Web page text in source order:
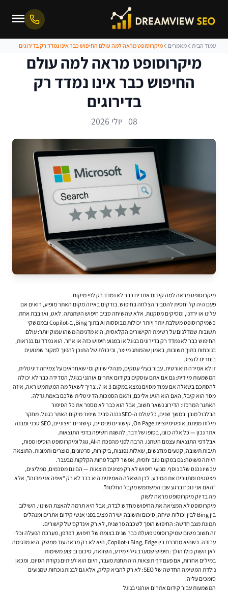
עמוד הבית מאמרים מיקרוסופט מראה למה עולם החיפוש כבר אינו נמדד רק בדירוגים
מיקרוסופט מראה למה עולם
החיפוש כבר אינו נמדד רק
בדירוגים
08 יולי 2026
מיקרוסופט מראה למה קידום אתרים כבר לא נמדד רק לפי מיקום
פעם היה קל יחסית להסביר הצלחה בחיפוש. בודקים באיזה מקום האתר מופיע, רואים אם
עלינו או ירדנו, ומסיקים מסקנות. אלא שהשיחה סביב חיפוש השתנתה. לאט, ואז בבת אחת.
כשמיקרוסופט משלבת יותר ויותר יכולות מבוססות AI בתוך Bing, ב-Copilot ובממשקי
תשובות שמדלגים על רשימת הקישורים הקלאסית, היא מדגימה משהו עמוק יותר: עולם
החיפוש כבר לא נמדד רק בדירוגים בגוגל או במנוע חיפוש כזה או אחר. הוא נמדד גם בנראות,
בנוכחות בתוך תשובות, באמון שהמותג מייצר, וביכולת של התוכן להפוך למקור שמנועים
בוחרים להציג.
זו לא אמירה תיאורטית. עבור בעלי עסקים, מנהלי שיווק ומי שאחראים על צמיחה דיגיטלית,
המשמעות מיידית: גם אם אתם עוסקים בקידום אתרים אורגני בגוגל, המדידה כבר לא יכולה
להסתכם בשאלה אם עמוד מסוים נמצא במקום 3 או 7. צריך לשאול מה המשתמש ראה, איזה
מסר הוא קיבל, האם הוא הגיע אליכם, והאם הסמכות הדיגיטלית שלכם באמת גדלה.
האתגר המרכזי: הדירוג נשאר חשוב, אבל הוא כבר לא מספר את כל הסיפור
הבלבול מובן. במשך שנים, כל עולם ה-SEO נבנה סביב שיפור מיקום האתר בגוגל. מחקר
מילות מפתח, אופטימיזציית On Page, קישורים פנימיים, קישורים חיצוניים, SEO טכני ומבנה
אתר נכון — כל אלה כוונו, בסופו של דבר, להשגת חשיפה בדפי התוצאות.
אבל דפי התוצאות עצמם השתנו. הרבה לפני מהפכת ה-AI, גוגל ומיקרוסופט הוסיפו מפות,
תיבות תשובה, קטעים מודגשים, שאלות נפוצות, ביקורות, סרטונים, מוצרים ותמונות. התוצאה
הייתה פשוטה: גם במקום טוב יחסית, אפשר לקבל פחות הקלקות מבעבר.
עכשיו נכנס שלב נוסף. מנועי חיפוש לא רק מציגים תוצאות — הם גם מסכמים, ממליצים,
מצטטים ומתווכים את המידע. לכן השאלה האמיתית היא כבר לא רק “איפה אני מדורג”, אלא
“האם אני נוכח ברגע שבו המשתמש מקבל החלטה”.
מה בדיוק מיקרוסופט מראה לשוק
מיקרוסופט לא המציאה את החיפוש מחדש לבדה, אבל היא תרמה להאצת השינוי. השילוב
בין Bing לבין יכולות שיחה, סיכום ותשובה ישירה מציב בפני אנשי קידום אתרים ומנהלים
תמונת מצב חדשה: החיפוש הופך לשכבה פרשנית, לא רק אינדקס של קישורים.
זה חשוב משום שמיקרוסופט פועלת כבר שנים בצומת של חיפוש, דפדפן, מערכת הפעלה וכלי
עבודה. כשהיא מחברת בין Bing, Edge ו-Copilot, היא לא רק מראה עוד ממשק. היא מדגימה
לאן השוק כולו הולך: חיפוש שמערב גילוי מידע, השוואה, סיכום וביצוע משימות.
במילים אחרות, אם פעם דף תוצאות היה תחנת מעבר, היום הוא לעיתים נקודת הסיום. ומכאן
נולדת המשימה החדשה של SEO: לא רק להביא קליק, אלא גם לבנות נוכחות שמנועים
סומכים עליה.
המשמעות עבור קידום אתרים אורגני בגוגל